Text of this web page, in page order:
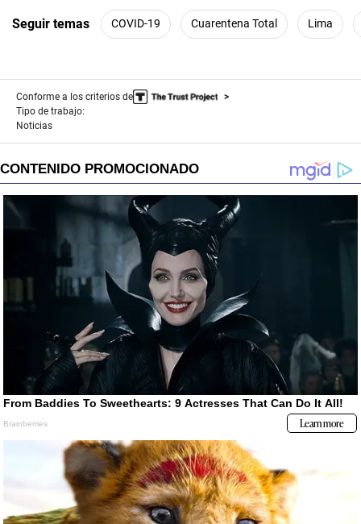
Seguir temas COVID-19 Cuarentena Total Lima
Conforme a los criterios de
Tipo de trabajo:
Noticias